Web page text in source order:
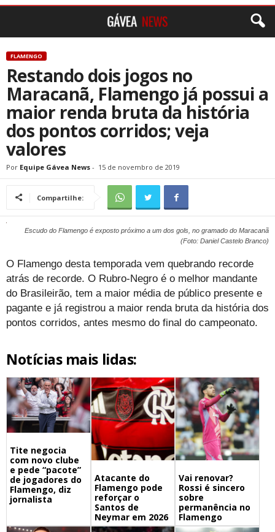
FLAMENGO
Restando dois jogos no
Maracanã, Flamengo já possui a
maior renda bruta da história
dos pontos corridos; veja
valores
Por Equipe Gávea News - 15 de novembro de 2019
Compartilhe:
Escudo do Flamengo é exposto próximo a um dos gols, no gramado do Maracanã
(Foto: Daniel Castelo Branco)
O Flamengo desta temporada vem quebrando recorde
atrás de recorde. O Rubro-Negro é o melhor mandante
do Brasileirão, tem a maior média de público presente e
pagante e já registrou a maior renda bruta da história dos
pontos corridos, antes mesmo do final do campeonato.
Notícias mais lidas:
Tite negocia
com novo clube
e pede “pacote”
de jogadores do
Flamengo, diz
jornalista
Atacante do
Flamengo pode
reforçar o
Santos de
Neymar em 2026
Vai renovar?
Rossi é sincero
sobre
permanência no
Flamengo